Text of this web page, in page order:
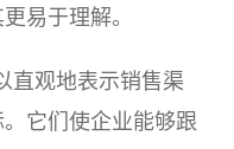
易于理解。
直观地表示销售渠
它们使企业能够跟